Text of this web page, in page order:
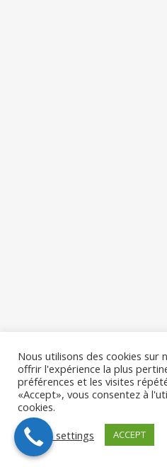
Nous utilisons des cookies sur
offrir l'expérience la plus
préférences et les visites
«Accept», vous consentez à
cookies.
Cookie settings
ACCEPT